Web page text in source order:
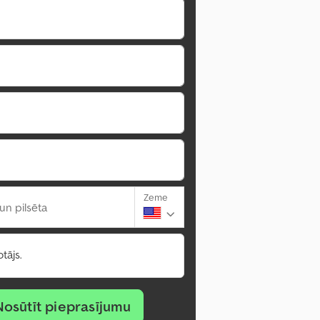
pilsēta
Zeme
pieprasījumu